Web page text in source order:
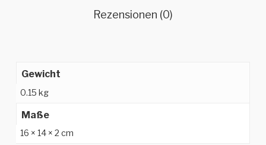
Rezensionen (0)
Gewicht
0.15 kg
Maße
16 × 14 × 2 cm